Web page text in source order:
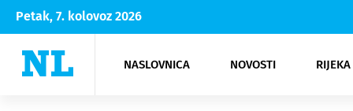
Petak, 7. kolovoz 2026
NASLOVNICA NOVOSTI
Rijeka Opatija
NK
Moda
Kultura